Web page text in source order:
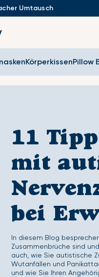
Umtausch
KörperkissenPillow
Second Skin
11
mit
bei
In diesem Blog
Zusammenbrüche sind
auch, wie Sie autistische
Wutanfällen und
und wie Sie Ihren